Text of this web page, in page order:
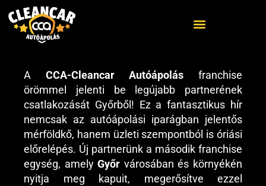
ELŐZŐ KÖVETKEZŐ
Tanúsítvány a pénzügyileg legstabilabb cégeknek!
A CCA-Cleancar Autóápolás franchise
örömmel jelenti be legújabb partnerének
csatlakozását Győrből! Ez a fantasztikus hír
nemcsak az autóápolási iparágban jelentős
mérföldkő, hanem üzleti szempontból is óriási
előrelépés. Új partnerünk a második franchise
egység, amelyGyőr városában és környékén
nyitja meg kapuit, megerősítve ezzel